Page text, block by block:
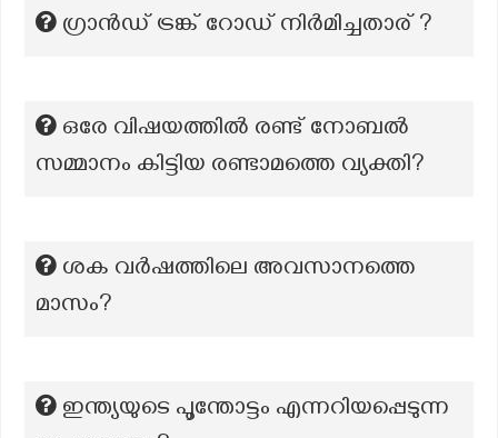
ഗ്രാൻഡ് ട്രങ്ക് റോഡ് നിർമിച്ചതാര് ?
ഒരേ വിഷയത്തിൽ രണ്ട് നോബൽ
സമ്മാനം കിട്ടിയ രണ്ടാമത്തെ വ്യക്തി?
ശക വർഷത്തിലെ അവസാനത്തെ
മാസം?
ഇന്ത്യയുടെ പൂന്തോട്ടം എന്നറിയപ്പെടുന്ന